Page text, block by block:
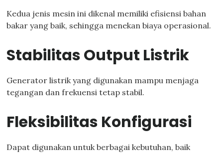
Kedua jenis mesin ini dikenal memiliki efisiensi bahan
bakar yang baik, sehingga menekan biaya operasional.
Stabilitas Output Listrik
Generator listrik yang digunakan mampu menjaga
tegangan dan frekuensi tetap stabil.
Fleksibilitas Konfigurasi
Dapat digunakan untuk berbagai kebutuhan, baik